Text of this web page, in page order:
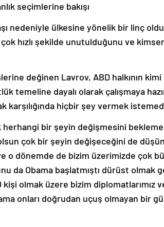
seçimlerine bakışı
nedeniyle ülkesine yönelik bir linç
hızlı şekilde unutulduğunu ve
değinen Lavrov, ABD halkının
temeline dayalı olarak çalışmaya
karşılığında hiçbir şey vermek
herhangi bir şeyin değişmesini
çok bir şeyin değişeceğini de
o dönemde de bizim üzerimizde çok
da Obama başlatmıştı dürüst
kişi olmak üzere bizim diplomatlarımız
onları doğrudan uçuş olmayan bir